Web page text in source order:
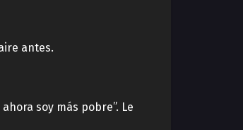
antes.
soy más pobre”. Le